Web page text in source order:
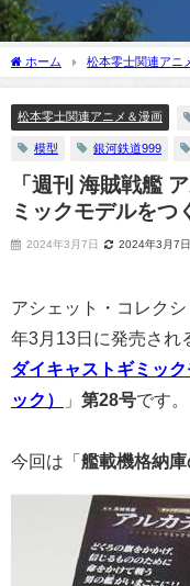
ホーム 松本零士関連アニ
松本零士関連アニメ＆漫画
模型 銀河鉄道999
「週刊 海賊戦艦
ミックモデルをつ
2024年3月7日 2024年3月7日
アシェット・コレク
年3月13日に発売され
ダイキャストギミッ
ック）
」 第28号です。
今回は「 艦載機格納庫